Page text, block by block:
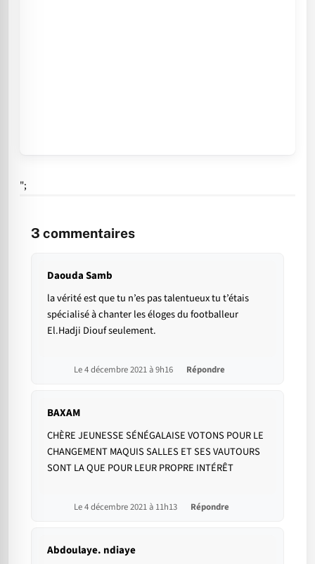
";
3 commentaires
Daouda Samb
la vérité est que tu n’es pas talentueux tu t’étais
spécialisé à chanter les éloges du footballeur
El.Hadji Diouf seulement.
Le 4 décembre 2021 à 9h16 Répondre
BAXAM
CHÈRE JEUNESSE SÉNÉGALAISE VOTONS POUR LE
CHANGEMENT MAQUIS SALLES ET SES VAUTOURS
SONT LA QUE POUR LEUR PROPRE INTÉRÊT
Le 4 décembre 2021 à 11h13 Répondre
Abdoulaye. ndiaye